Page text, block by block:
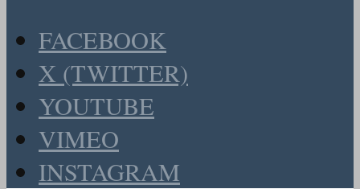
FACEBOOK
X (TWITTER)
YOUTUBE
VIMEO
INSTAGRAM